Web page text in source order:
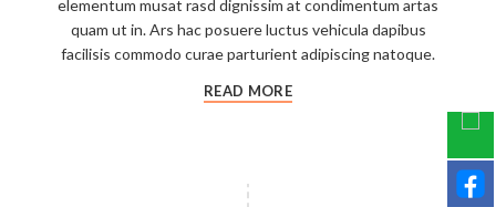
elementum musat rasd dignissim at condimentum artas
quam ut in. Ars hac posuere luctus vehicula dapibus
facilisis commodo curae parturient adipiscing natoque.
READ MORE